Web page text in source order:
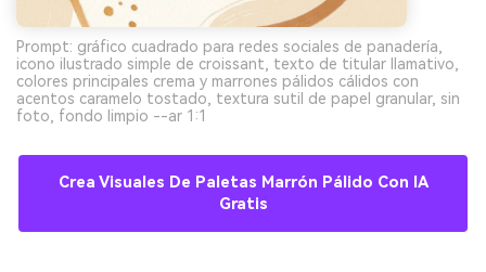
Prompt: gráfico cuadrado para redes sociales de panadería,
icono ilustrado simple de croissant, texto de titular llamativo,
colores principales crema y marrones pálidos cálidos con
acentos caramelo tostado, textura sutil de papel granular, sin
foto, fondo limpio --ar 1:1
Crea Visuales De Paletas Marrón Pálido Con IA
Gratis